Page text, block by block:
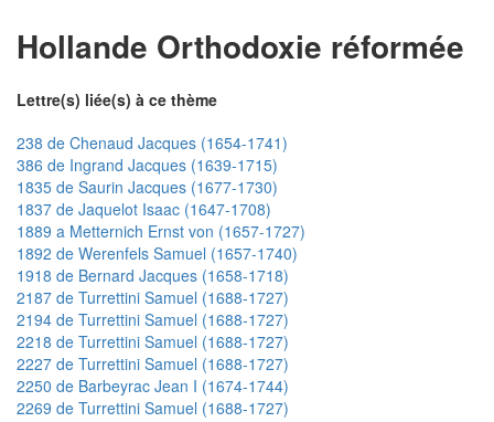
Hollande Orthodoxie réformée
Lettre(s) liée(s) à ce thème
238 de Chenaud Jacques (1654-1741)
386 de Ingrand Jacques (1639-1715)
1835 de Saurin Jacques (1677-1730)
1837 de Jaquelot Isaac (1647-1708)
1889 a Metternich Ernst von (1657-1727)
1892 de Werenfels Samuel (1657-1740)
1918 de Bernard Jacques (1658-1718)
2187 de Turrettini Samuel (1688-1727)
2194 de Turrettini Samuel (1688-1727)
2218 de Turrettini Samuel (1688-1727)
2227 de Turrettini Samuel (1688-1727)
2250 de Barbeyrac Jean I (1674-1744)
2269 de Turrettini Samuel (1688-1727)